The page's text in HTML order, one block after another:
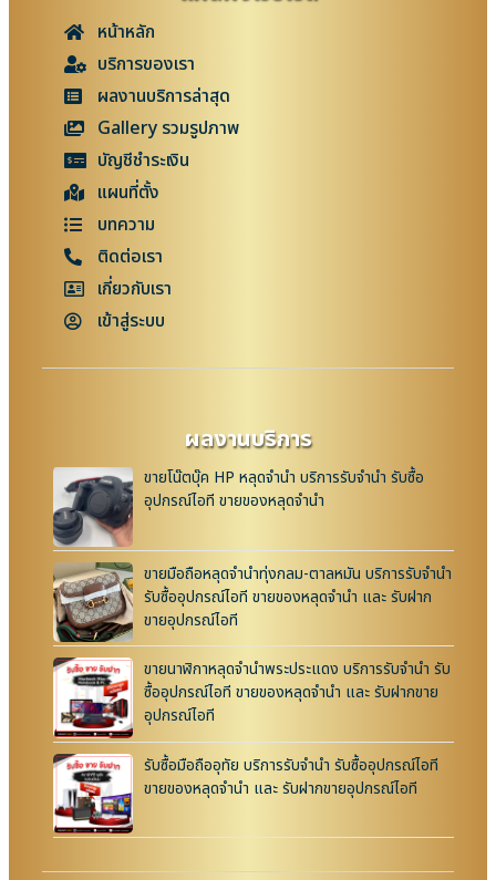
หน้าหลัก
บริการของเรา
ผลงานบริการล่าสุด
Gallery รวมรูปภาพ
บัญชีชำระเงิน
แผนที่ตั้ง
บทความ
ติดต่อเรา
เกี่ยวกับเรา
เข้าสู่ระบบ
ผลงานบริการ
ขายโน๊ตบุ๊ค HP หลุดจำนำ บริการรับจำนำ รับซื้อ
อุปกรณ์ไอที ขายของหลุดจำนำ
ขายมือถือหลุดจำนำทุ่งกลม-ตาลหมัน บริการรับจำนำ
รับซื้ออุปกรณ์ไอที ขายของหลุดจำนำ และ รับฝาก
ขายอุปกรณ์ไอที
ขายนาฬิกาหลุดจำนำพระประแดง บริการรับจำนำ รับ
ซื้ออุปกรณ์ไอที ขายของหลุดจำนำ และ รับฝากขาย
อุปกรณ์ไอที
รับซื้อมือถืออุทัย บริการรับจำนำ รับซื้ออุปกรณ์ไอที
ขายของหลุดจำนำ และ รับฝากขายอุปกรณ์ไอที